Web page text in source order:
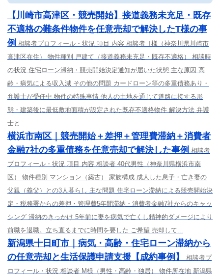
【川崎市高津区・競売開始】接道義務未充足・既存
不適格の難条件物件を任意売却で解決したT様の事
例 相談者プロフィール・状況 項目 内容 相談者 T様（神奈川県川崎市
高津区在住） 物件種別 戸建て（接道義務未充足・既存不適格） 相談時
の状況 住宅ローン滞納・競売開始決定通知が届いた状態 主な原因 高
齢・病気による収入減 その他の問題 カードローン等の多重債務あり・
弁護士が受任中 物件の特殊事情 他人の土地を通じて道路に接する形
態・建築後に最低敷地面積が設定された既存不適格物件 解決方法 弁護
士と...
横浜市南区｜競売開始＋差押＋管理費滞納＋消費者
金融7社の多重債務を任意売却で解決した事例 相談者
プロフィール・状況 項目 内容 相談者 40代男性（神奈川県横浜市南
区） 物件種別 マンション（築古） 家族構成 成人した息子・亡き妻の
父親（義父）との3人暮らし 主な問題 住宅ローン滞納による競売開始決
定・税務署からの差押・管理費5年間滞納・消費者金融7社からのキャッ
シング 滞納のきっかけ 5年前に妻を病気で亡くし精神的ダメージにより
前職を退職。立ち直るまでに時間を要した ご希望 売却して...
新潟県十日町市｜病気・高齢・住宅ローン滞納から
の任意売却と生活保護申請支援【成約事例】
相談者プ
ロフィール・状況 相談者 M様（男性・高齢・独居） 物件所在地 新潟県